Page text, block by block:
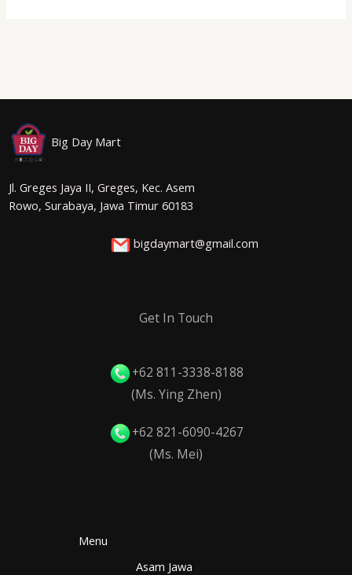
Big Day Mart
Jl. Greges Jaya II, Greges, Kec. Asem
Rowo, Surabaya, Jawa Timur 60183
bigdaymart@gmail.com
Get In Touch
+62 811-3338-8188
(Ms. Ying Zhen)
+62 821-6090-4267
(Ms. Mei)
Menu
Asam Jawa